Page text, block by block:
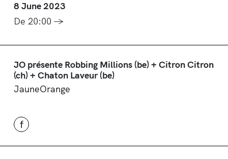
JO présente Robbing Millions (be) + Citron Citron
(ch) + Chaton Laveur (be)
JauneOrange
f
8 June 2023
De 20:00 →